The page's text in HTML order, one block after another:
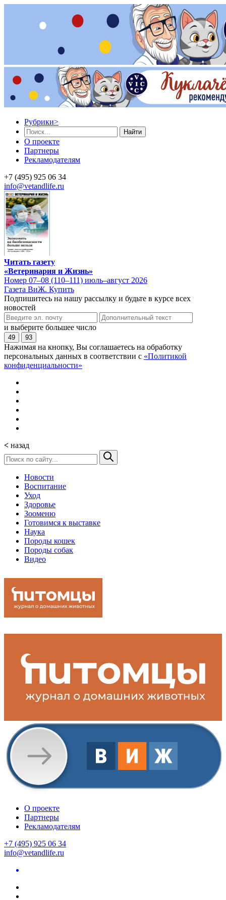
Рубрики>
Найти
О проекте
Партнеры
Рекламодателям
+7 (495) 925 06 34
info@vetandlife.ru
Читать газету
«Ветеринария и Жизнь»
Номер 07–08 (110–111) июль–август 2026
Газета ВиЖ. Купить
Подпишитесь на нашу рассылку и будьте в курсе всех
новостей
и выберите большее число
49 93
Нажимая на кнопку, Вы соглашаетесь на обработку
персональных данных в соответствии с «Политикой
конфиденциальности»
< назад
Новости
Воспитание
Уход
Здоровье
Зооменю
Готовимся к выставке
Наука
Породы кошек
Породы собак
Видео
О проекте
Партнеры
Рекламодателям
+7 (495) 925 06 34
info@vetandlife.ru